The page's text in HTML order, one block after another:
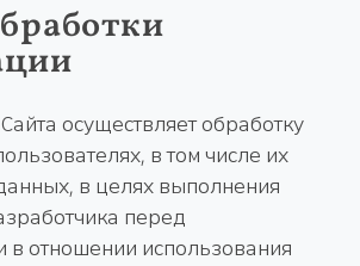
осуществляет обработку
в том числе их
в целях выполнения
перед
в отношении использования